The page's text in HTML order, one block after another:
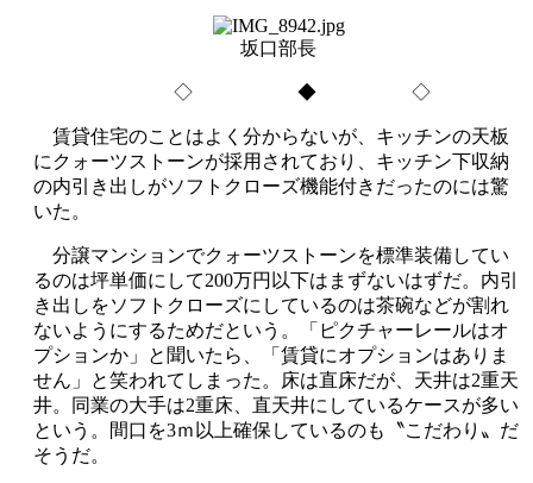
坂口部長
◇ ◆ ◇
賃貸住宅のことはよく分からないが、キッチンの天板
にクォーツストーンが採用されており、キッチン下収納
の内引き出しがソフトクローズ機能付きだったのには驚
いた。
分譲マンションでクォーツストーンを標準装備してい
るのは坪単価にして200万円以下はまずないはずだ。内引
き出しをソフトクローズにしているのは茶碗などが割れ
ないようにするためだという。「ピクチャーレールはオ
プションか」と聞いたら、「賃貸にオプションはありま
せん」と笑われてしまった。床は直床だが、天井は2重天
井。同業の大手は2重床、直天井にしているケースが多い
という。間口を3ｍ以上確保しているのも〝こだわり〟だ
そうだ。